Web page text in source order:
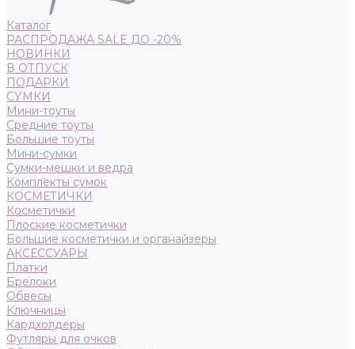
Каталог
РАСПРОДАЖА SALE ДО -20%
НОВИНКИ
В ОТПУСК
ПОДАРКИ
СУМКИ
Мини-тоуты
Средние тоуты
Большие тоуты
Мини-сумки
Сумки-мешки и ведра
Комплекты сумок
КОСМЕТИЧКИ
Косметички
Плоские косметички
Большие косметички и органайзеры
АКСЕССУАРЫ
Платки
Брелоки
Обвесы
Ключницы
Кардхолдеры
Футляры для очков